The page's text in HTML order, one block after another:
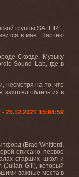
группы SAFFIRE,
в мае. Партию
Сковде. Музыку
Sound Lab, где в
несмотря на то, что
облечь их в
- 25.12.2021 15:04:59
(Brad Whitford,
описано первое
старших школ и
(Julian Gill ), который
важные места в